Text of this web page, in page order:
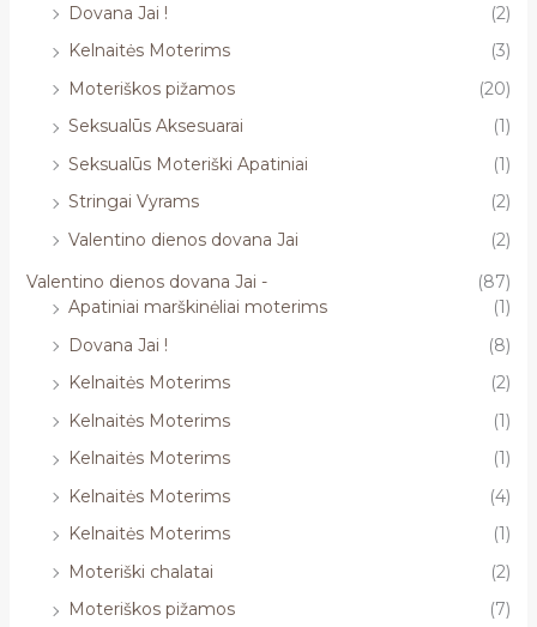
Dovana Jai !
(2)
Kelnaitės Moterims
(3)
Moteriškos pižamos
(20)
Seksualūs Aksesuarai
(1)
Seksualūs Moteriški Apatiniai
(1)
Stringai Vyrams
(2)
Valentino dienos dovana Jai
(2)
Valentino dienos dovana Jai -
(87)
Apatiniai marškinėliai moterims
(1)
Dovana Jai !
(8)
Kelnaitės Moterims
(2)
Kelnaitės Moterims
(1)
Kelnaitės Moterims
(1)
Kelnaitės Moterims
(4)
Kelnaitės Moterims
(1)
Moteriški chalatai
(2)
Moteriškos pižamos
(7)